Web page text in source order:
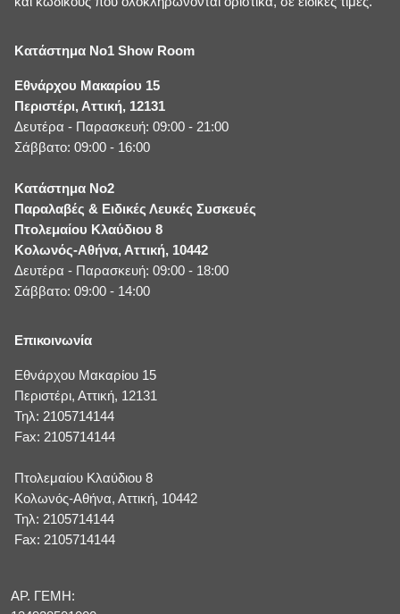
Κατάστημα No1 Show Room
Εθνάρχου Μακαρίου 15
Περιστέρι, Αττική, 12131
Δευτέρα - Παρασκευή: 09:00 - 21:00
Σάββατο: 09:00 - 16:00
Κατάστημα No2
Παραλαβές & Ειδικές Λευκές Συσκευές
Πτολεμαίου Κλαύδιου 8
Κολωνός-Αθήνα, Αττική, 10442
Δευτέρα - Παρασκευή: 09:00 - 18:00
Σάββατο: 09:00 - 14:00
Επικοινωνία
Εθνάρχου Μακαρίου 15
Περιστέρι, Αττική, 12131
Τηλ: 2105714144
Fax: 2105714144
Πτολεμαίου Κλαύδιου 8
Κολωνός-Αθήνα, Αττική, 10442
Τηλ: 2105714144
Fax: 2105714144
ΑΡ. ΓΕΜΗ: